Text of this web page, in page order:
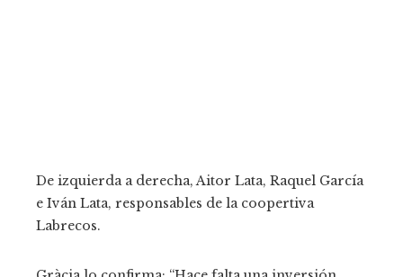
De izquierda a derecha, Aitor Lata, Raquel García
e Iván Lata, responsables de la coopertiva
Labrecos.